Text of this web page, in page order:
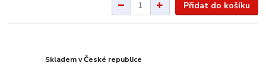
Přidat do košíku
Skladem v České republice